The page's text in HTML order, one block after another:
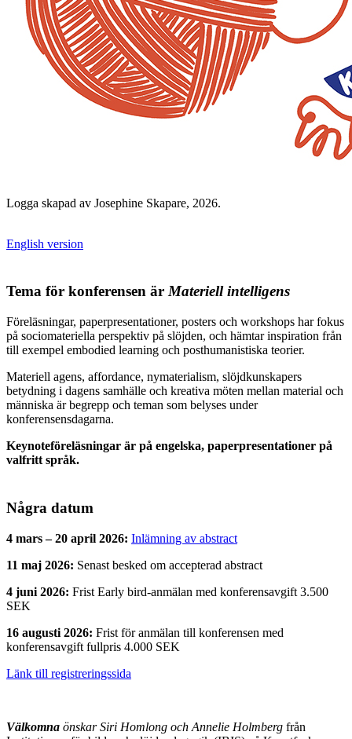
Logga skapad av Josephine Skapare, 2026.
English version
Tema för konferensen ärMateriell intelligens
Föreläsningar, paperpresentationer, posters och workshops har fokus
på sociomateriella perspektiv på slöjden, och hämtar inspiration från
till exempel embodied learning och posthumanistiska teorier.
Materiell agens, affordance, nymaterialism, slöjdkunskapers
betydning i dagens samhälle och kreativa möten mellan material och
människa är begrepp och teman som belyses under
konferensensdagarna.
Keynoteföreläsningar är på engelska, paperpresentationer på
valfritt språk.
Några datum
4 mars – 20 april 2026: Inlämning av abstract
11 maj 2026: Senast besked om accepterad abstract
4 juni 2026: Frist Early bird-anmälan med konferensavgift 3.500
SEK
16 augusti 2026: Frist för anmälan till konferensen med
konferensavgift fullpris 4.000 SEK
Länk till registreringssida
Välkomna önskar Siri Homlong och Annelie Holmberg från